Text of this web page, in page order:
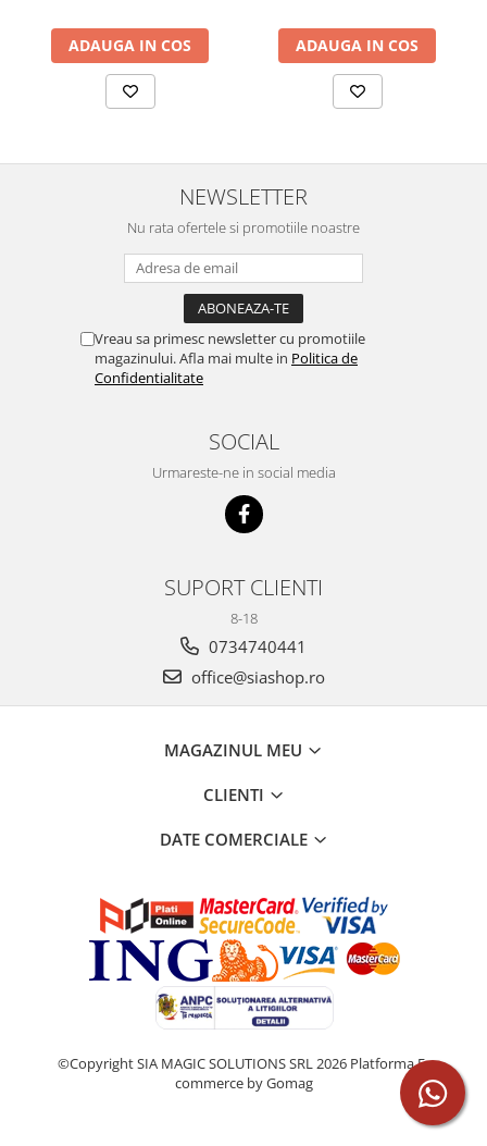
ADAUGA IN COS ADAUGA IN COS
NEWSLETTER
Nu rata ofertele si promotiile noastre
Vreau sa primesc newsletter cu promotiile
magazinului. Afla mai multe in Politica de
Confidentialitate
SOCIAL
Urmareste-ne in social media
SUPORT CLIENTI
8-18
0734740441
office@siashop.ro
MAGAZINUL MEU
CLIENTI
DATE COMERCIALE
©Copyright SIA MAGIC SOLUTIONS SRL 2026 Platforma E-
commerce by Gomag